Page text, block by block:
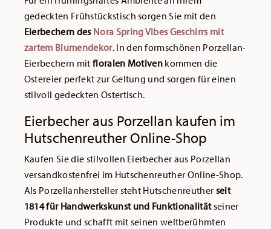
gedeckten Frühstückstisch sorgen Sie mit den
Eierbechern des Nora Spring Vibes Geschirrs mit
zartem Blumendekor. In den formschönen Porzellan-
Eierbechern mit floralen Motiven kommen die
Ostereier perfekt zur Geltung und sorgen für einen
stilvoll gedeckten Ostertisch.
Eierbecher aus Porzellan kaufen im
Hutschenreuther Online-Shop
Kaufen Sie die stilvollen Eierbecher aus Porzellan
versandkostenfrei im Hutschenreuther Online-Shop.
Als Porzellanhersteller steht Hutschenreuther seit
1814 für Handwerkskunst und Funktionalitätseiner
Produkte und schafft mit seinen weltberühmten